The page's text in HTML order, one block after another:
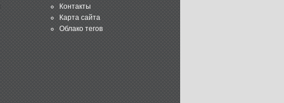
Контакты
Карта сайта
Облако тегов